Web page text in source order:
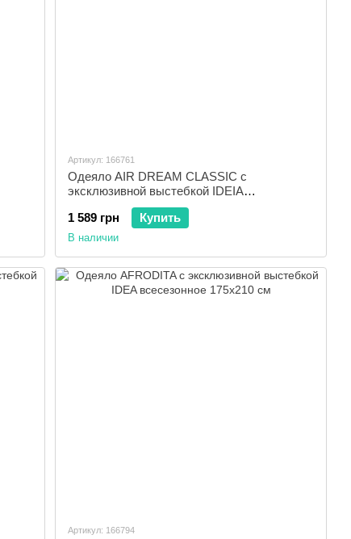
Артикул: 166761
Одеяло AIR DREAM CLASSIC с
эксклюзивной выстебкой IDEIA
всесезонное 175x210 см
1 589 грн
Купить
В наличии
Артикул: 166794